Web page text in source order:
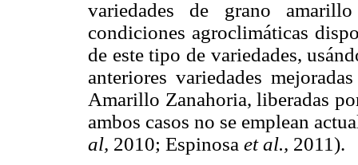
variedades de grano
condiciones agroclimáticas
de este tipo de variedades,
anteriores variedades
Amarillo Zanahoria, liberadas
ambos casos no se emplean
al, 2010; Espinosa et al., 2011).